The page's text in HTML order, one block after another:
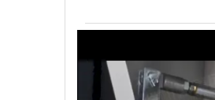
Veloz